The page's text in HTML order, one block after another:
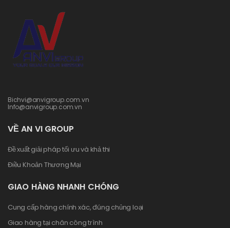
Bichvi@anvigroup.com.vn
Info@anvigroup.com.vn
VỀ AN VI GROUP
Đề xuất giải pháp tối ưu và khả thi
Điều Khoản Thương Mại
GIAO HÀNG NHANH CHÓNG
Cung cấp hàng chính xác, đúng chủng loại
Giao hàng tại chân công trình